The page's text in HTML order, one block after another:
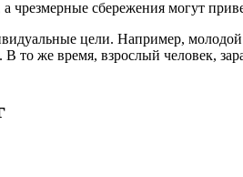
чрезмерные сбережения могут
цели. Например,
то же время, взрослый человек,